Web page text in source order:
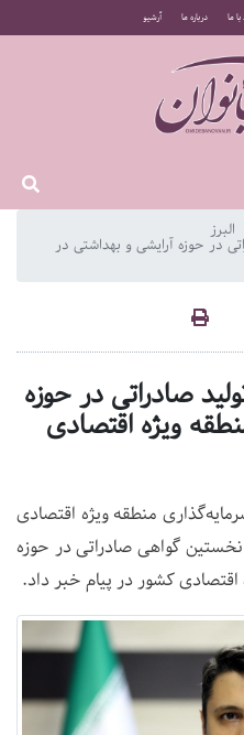
با ما درباره ما آرشیو
البرز
در حوزه آرایشی و بهداشتی در
صادراتی در حوزه
ویژه اقتصادی
منطقه ویژه اقتصادی
نخستین گواهی صادراتی در حوزه
کشور در پیام خبر داد.